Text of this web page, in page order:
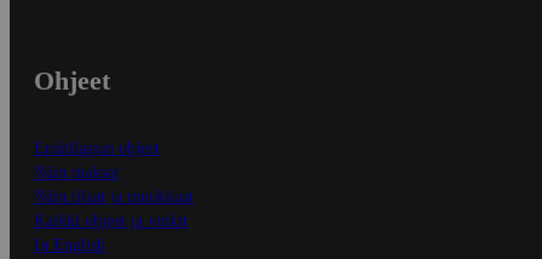
Ohjeet
Ensitilaajan ohjeet
Näin maksat
Näin tilaat ja muokkaat
Kaikki ohjeet ja vinkit
In English